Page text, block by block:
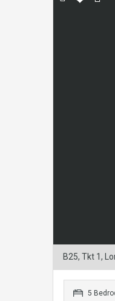
B25, Tkt 1,
5